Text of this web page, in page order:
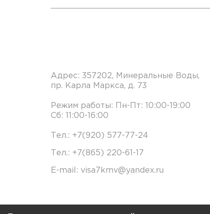
Адрес: 357202, Минеральные Воды,
пр. Карла Маркса, д. 73
Режим работы: Пн-Пт: 10:00-19:00
Сб: 11:00-16:00
Тел.: +7(920) 577-77-24
Тел.: +7(865) 220-61-17
E-mail: visa7kmv@yandex.ru